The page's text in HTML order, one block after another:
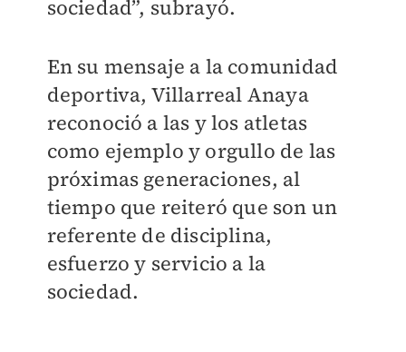
sociedad”, subrayó.
En su mensaje a la comunidad
deportiva, Villarreal Anaya
reconoció a las y los atletas
como ejemplo y orgullo de las
próximas generaciones, al
tiempo que reiteró que son un
referente de disciplina,
esfuerzo y servicio a la
sociedad.